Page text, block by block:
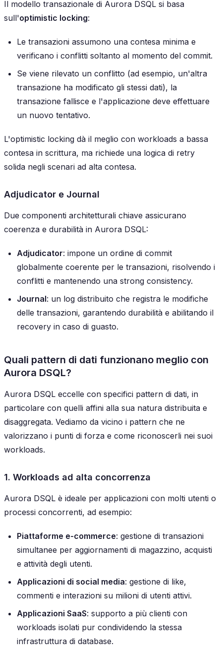
Il modello transazionale di Aurora DSQL si basa
sull'optimistic locking:
Le transazioni assumono una contesa minima e
verificano i conflitti soltanto al momento del commit.
Se viene rilevato un conflitto (ad esempio, un'altra
transazione ha modificato gli stessi dati), la
transazione fallisce e l'applicazione deve effettuare
un nuovo tentativo.
L'optimistic locking dà il meglio con workloads a bassa
contesa in scrittura, ma richiede una logica di retry
solida negli scenari ad alta contesa.
Adjudicator e Journal
Due componenti architetturali chiave assicurano
coerenza e durabilità in Aurora DSQL:
Adjudicator: impone un ordine di commit
globalmente coerente per le transazioni, risolvendo i
conflitti e mantenendo una strong consistency.
Journal: un log distribuito che registra le modifiche
delle transazioni, garantendo durabilità e abilitando il
recovery in caso di guasto.
Quali pattern di dati funzionano meglio con
Aurora DSQL?
Aurora DSQL eccelle con specifici pattern di dati, in
particolare con quelli affini alla sua natura distribuita e
disaggregata. Vediamo da vicino i pattern che ne
valorizzano i punti di forza e come riconoscerli nei suoi
workloads.
1. Workloads ad alta concorrenza
Aurora DSQL è ideale per applicazioni con molti utenti o
processi concorrenti, ad esempio:
Piattaforme e-commerce: gestione di transazioni
simultanee per aggiornamenti di magazzino, acquisti
e attività degli utenti.
Applicazioni di social media: gestione di like,
commenti e interazioni su milioni di utenti attivi.
Applicazioni SaaS: supporto a più clienti con
workloads isolati pur condividendo la stessa
infrastruttura di database.